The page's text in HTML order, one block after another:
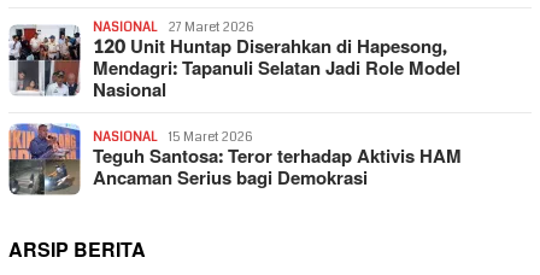
NASIONAL 27 Maret 2026
120 Unit Huntap Diserahkan di Hapesong,
Mendagri: Tapanuli Selatan Jadi Role Model
Nasional
NASIONAL 15 Maret 2026
Teguh Santosa: Teror terhadap Aktivis HAM
Ancaman Serius bagi Demokrasi
ARSIP BERITA